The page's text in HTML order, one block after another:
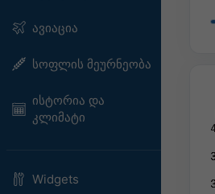
ავიაცია
სოფლის მეურნეობა
ისტორია და
კლიმატი
Widgets